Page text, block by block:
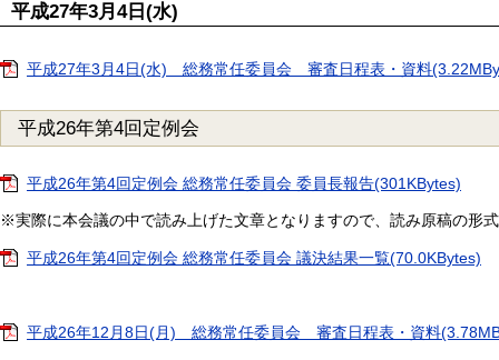
平成27年3月4日(水)
平成27年3月4日(水) 総務常任委員会 審査日程表・資料
平成26年第4回定例会
平成26年第4回定例会 総務常任委員会 委員長報告(301KBytes)
※実際に本会議の中で読み上げた文章となりますので、読み原稿の形
平成26年第4回定例会 総務常任委員会 議決結果一覧(70.0KBytes)
平成26年12月8日(月) 総務常任委員会 審査日程表・資料